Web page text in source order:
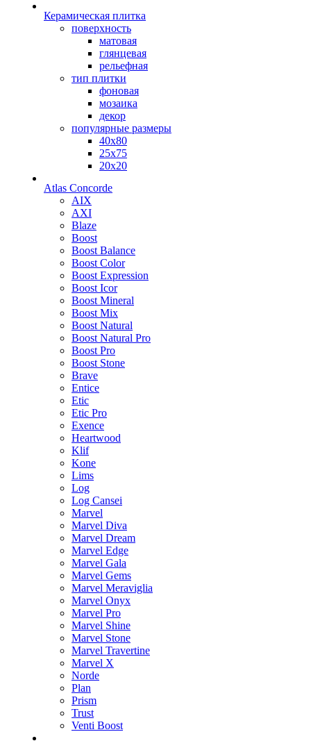
Керамическая плитка
поверхность
матовая
глянцевая
рельефная
тип плитки
фоновая
мозаика
декор
популярные размеры
40х80
25х75
20х20
Atlas Concorde
AIX
AXI
Blaze
Boost
Boost Balance
Boost Color
Boost Expression
Boost Icor
Boost Mineral
Boost Mix
Boost Natural
Boost Natural Pro
Boost Pro
Boost Stone
Brave
Entice
Etic
Etic Pro
Exence
Heartwood
Klif
Kone
Lims
Log
Log Cansei
Marvel
Marvel Diva
Marvel Dream
Marvel Edge
Marvel Gala
Marvel Gems
Marvel Meraviglia
Marvel Onyx
Marvel Pro
Marvel Shine
Marvel Stone
Marvel Travertine
Marvel X
Norde
Plan
Prism
Trust
Venti Boost